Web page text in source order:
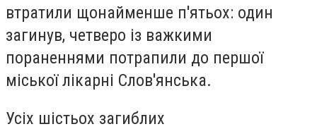
втратили щонайменше п'ятьох: один
загинув, четверо із важкими
пораненнями потрапили до першої
міської лікарні Слов'янська.
Усіх шістьох загиблих